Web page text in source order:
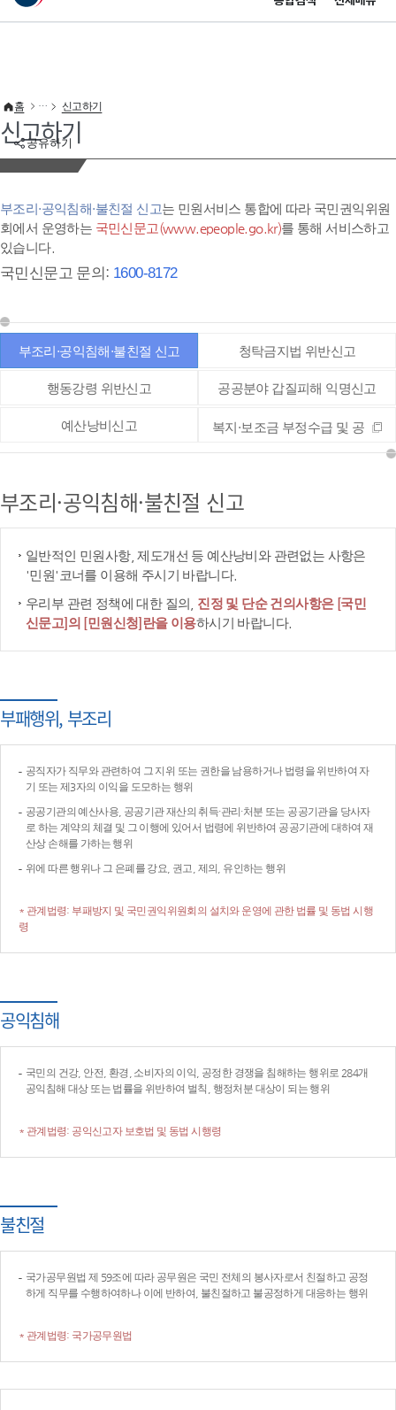
이 누리집은 대한민국 공식 전자정부 누리집입니다.
공유하기
홈 신고하기
신고하기
부조리·공익침해·불친절 신고는 민원서비스 통합에 따라 국민권익위원
회에서 운영하는 국민신문고(www.epeople.go.kr)를 통해 서비스하고
있습니다.
국민신문고 문의: 1600-8172
부조리·공익침해·불친절 신고 청탁금지법 위반신고
행동강령 위반신고 공공분야 갑질피해 익명신고
예산낭비신고 복지·보조금 부정수급 및 공
부조리·공익침해·불친절 신고
일반적인 민원사항, 제도개선 등 예산낭비와 관련없는 사항은
'민원'코너를 이용해 주시기 바랍니다.
우리부 관련 정책에 대한 질의, 진정 및 단순 건의사항은 [국민
신문고]의 [민원신청]란을 이용하시기 바랍니다.
부패행위, 부조리
공직자가 직무와 관련하여 그 지위 또는 권한을 남용하거나 법령을 위반하여 자
기 또는 제3자의 이익을 도모하는 행위
공공기관의 예산사용, 공공기관 재산의 취득·관리·처분 또는 공공기관을 당사자
로 하는 계약의 체결 및 그 이행에 있어서 법령에 위반하여 공공기관에 대하여 재
산상 손해를 가하는 행위
위에 따른 행위나 그 은폐를 강요, 권고, 제의, 유인하는 행위
* 관계법령: 부패방지 및 국민권익위원회의 설치와 운영에 관한 법률 및 동법 시행
령
공익침해
국민의 건강, 안전, 환경, 소비자의 이익, 공정한 경쟁을 침해하는 행위로 284개
공익침해 대상 또는 법률을 위반하여 벌칙, 행정처분 대상이 되는 행위
* 관계법령: 공익신고자 보호법 및 동법 시행령
불친절
국가공무원법 제 59조에 따라 공무원은 국민 전체의 봉사자로서 친절하고 공정
하게 직무를 수행하여하나 이에 반하여, 불친절하고 불공정하게 대응하는 행위
* 관계법령: 국가공무원법